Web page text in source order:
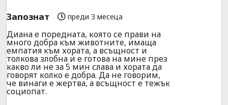
Запознат преди 3 месеца
Диана е поредната, която се прави на
много добра към животните, имаща
емпатия към хората, а всъщност и
толкова злобна и е готова на мине през
какво ли не за 5 мин слава и хората да
говорят колко е добра. Да не говорим,
че винаги е жертва, а всъщност е тежък
социопат.